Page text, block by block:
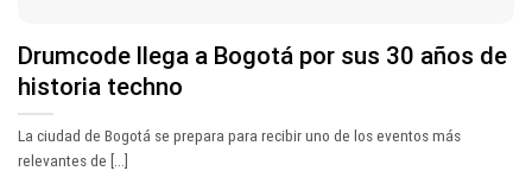
Drumcode llega a Bogotá por sus 30 años de
historia techno
La ciudad de Bogotá se prepara para recibir uno de los eventos más
relevantes de [...]